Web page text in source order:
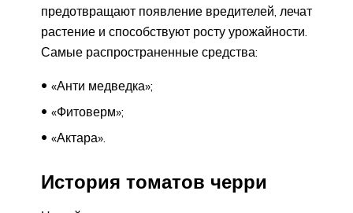
предотвращают появление вредителей, лечат
растение и способствуют росту урожайности.
Самые распространенные средства:
«Анти медведка»;
«Фитоверм»;
«Актара».
История томатов черри